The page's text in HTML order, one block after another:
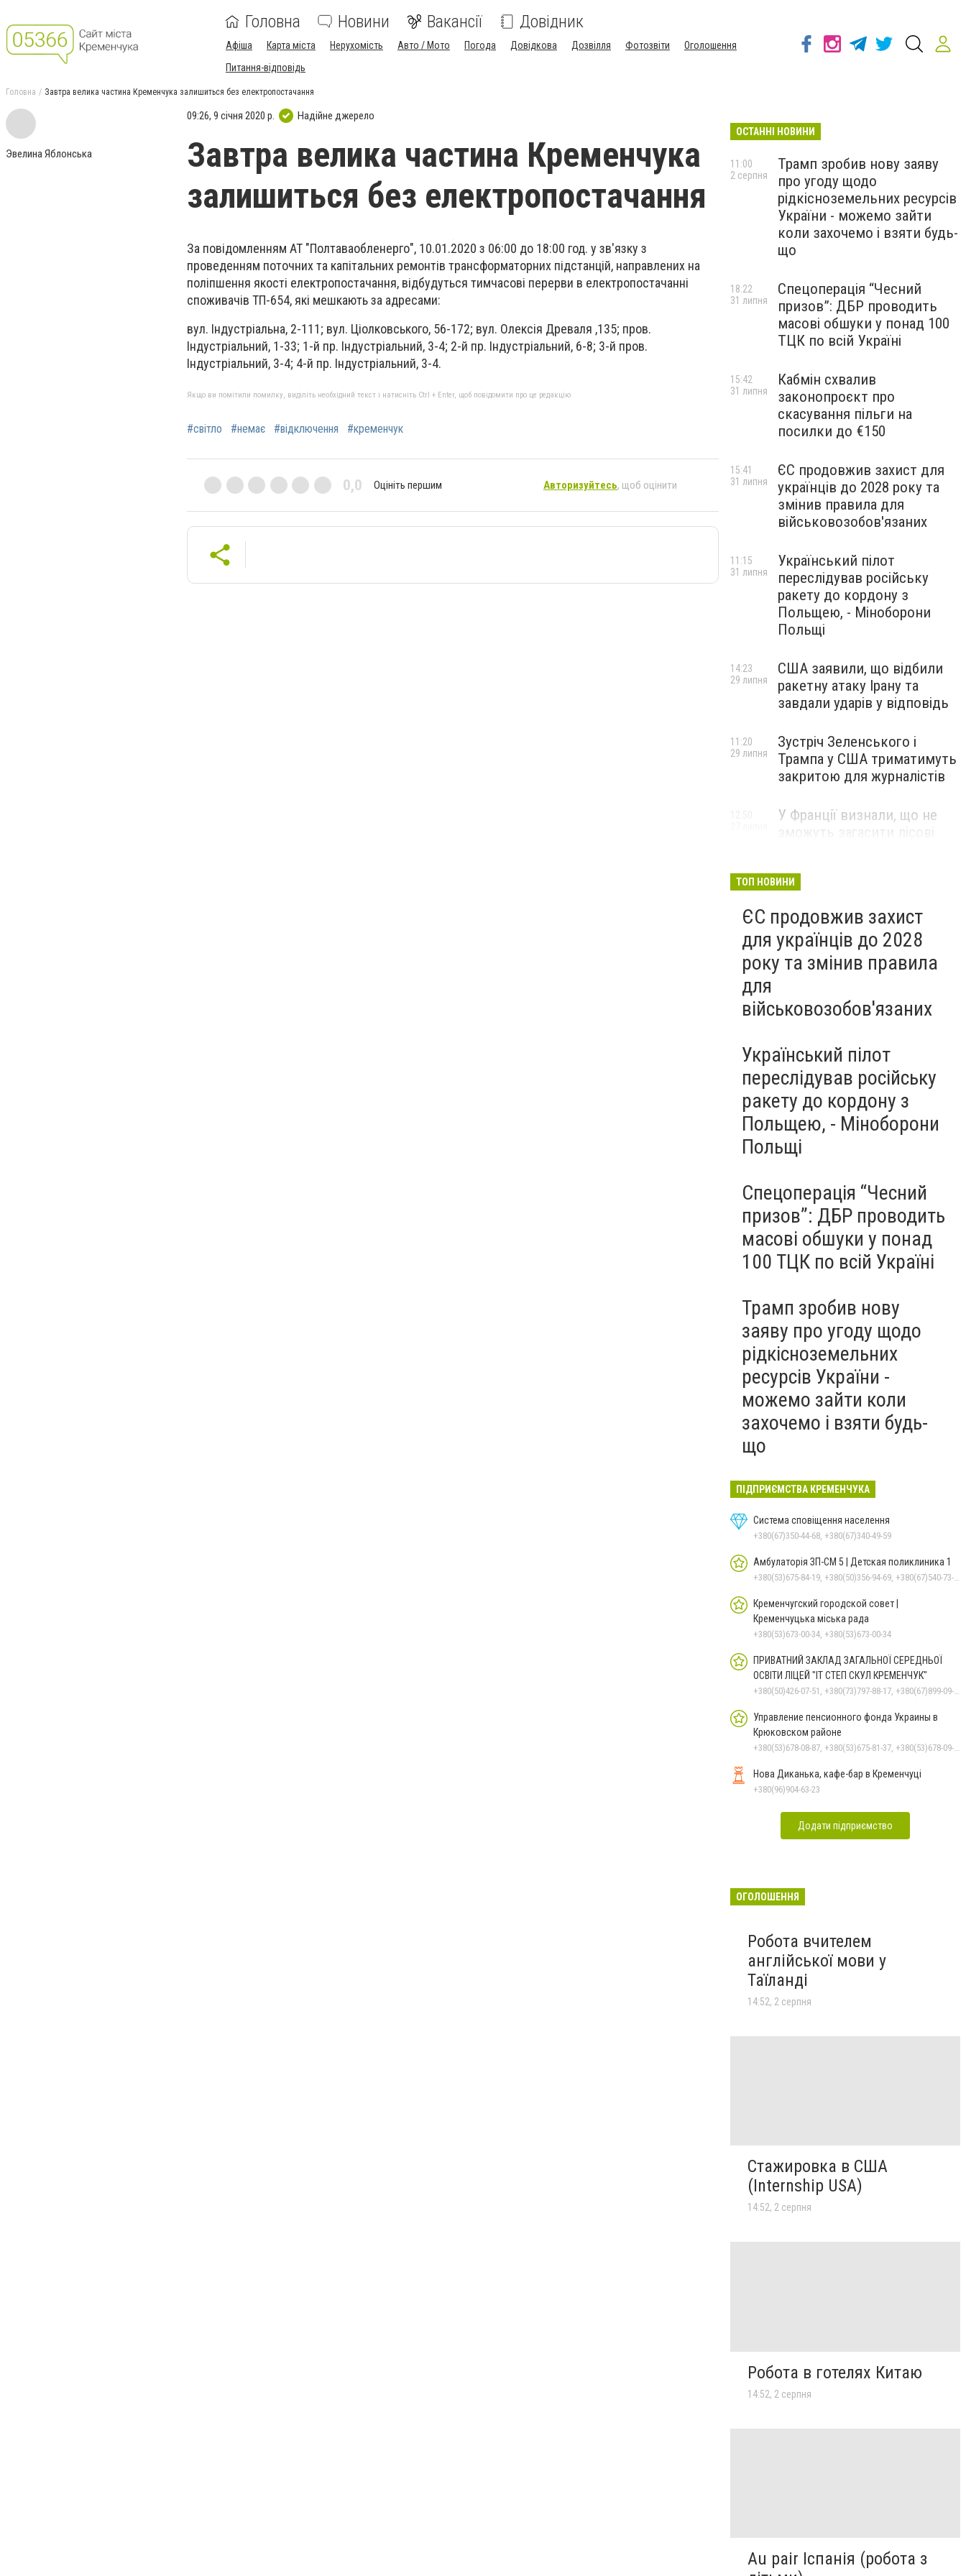
Головна Новини Вакансії Довідник
Афіша Карта міста Нерухомість Авто / Мото Погода Довідкова Дозвілля Фотозвіти
Оголошення
Питання-відповідь
Головна Завтра велика частина Кременчука залишиться без електропостачання
Эвелина Яблонська
09:26, 9 січня 2020 р. Надійне джерело
Завтра велика частина Кременчука
залишиться без електропостачання
За повідомленням АТ "Полтаваобленерго", 10.01.2020 з 06:00 до 18:00 год. у зв'язку з
проведенням поточних та капітальних ремонтів трансформаторних підстанцій, направлених на
поліпшення якості електропостачання, відбудуться тимчасові перерви в електропостачанні
споживачів ТП-654, які мешкають за адресами:
вул. Індустріальна, 2-111; вул. Ціолковського, 56-172; вул. Олексія Древаля ,135; пров.
Індустріальний, 1-33; 1-й пр. Індустріальний, 3-4; 2-й пр. Індустріальний, 6-8; 3-й пров.
Індустріальний, 3-4; 4-й пр. Індустріальний, 3-4.
Якщо ви помітили помилку, виділіть необхідний текст і натисніть Ctrl + Enter, щоб повідомити про це редакцію
#світло #немає #відключення #кременчук
0,0 Оцініть першим Авторизуйтесь, щоб оцінити
ОСТАННІ НОВИНИ
Трамп зробив нову заяву
про угоду щодо
рідкісноземельних ресурсів
України - можемо зайти
коли захочемо і взяти будь-
що
11:00
2 серпня
Спецоперація “Чесний
призов”: ДБР проводить
масові обшуки у понад 100
ТЦК по всій Україні
18:22
31 липня
Кабмін схвалив
законопроєкт про
скасування пільги на
посилки до €150
15:42
31 липня
ЄС продовжив захист для
українців до 2028 року та
змінив правила для
військовозобов'язаних
15:41
31 липня
Український пілот
переслідував російську
ракету до кордону з
Польщею, - Міноборони
Польщі
11:15
31 липня
США заявили, що відбили
ракетну атаку Ірану та
завдали ударів у відповідь
14:23
29 липня
Зустріч Зеленського і
Трампа у США триматимуть
закритою для журналістів
11:20
29 липня
У Франції визнали, що не
ТОП НОВИНИ
ЄС продовжив захист
для українців до 2028
року та змінив правила
для
військовозобов'язаних
Український пілот
переслідував російську
ракету до кордону з
Польщею, - Міноборони
Польщі
Спецоперація “Чесний
призов”: ДБР проводить
масові обшуки у понад
100 ТЦК по всій Україні
Трамп зробив нову
заяву про угоду щодо
рідкісноземельних
ресурсів України -
можемо зайти коли
захочемо і взяти будь-
що
ПІДПРИЄМСТВА КРЕМЕНЧУКА
Система сповіщення населення
+380(67)350-44-68, +380(67)340-49-59
Амбулаторія ЗП-СМ 5 | Детская поликлиника 1
+380(53)675-84-19, +380(50)356-94-69, +380(67)540-73-87
Кременчугский городской совет |
Кременчуцька міська рада
+380(53)673-00-34, +380(53)673-00-34
ПРИВАТНИЙ ЗАКЛАД ЗАГАЛЬНОЇ СЕРЕДНЬОЇ
ОСВІТИ ЛІЦЕЙ "ІТ СТЕП СКУЛ КРЕМЕНЧУК"
+380(50)426-07-51, +380(73)797-88-17, +380(67)899-09-16
Управление пенсионного фонда Украины в
Крюковском районе
+380(53)678-08-87, +380(53)675-81-37, +380(53)678-09-01, +380(53)675-81-32, +380(53)675-81-40, +380(53)675-81-33, +380(53)675-81-38, +380(53)675-81-31
Нова Диканька, кафе-бар в Кременчуці
+380(96)904-63-23
Додати підприємство
ОГОЛОШЕННЯ
Робота вчителем
англійської мови у
Таїланді
14:52, 2 серпня
Стажировка в США
(Internship USA)
14:52, 2 серпня
Робота в готелях Китаю
14:52, 2 серпня
Au pair Іспанія (робота з